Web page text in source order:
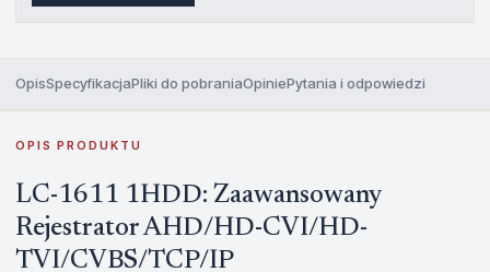
OpisSpecyfikacjaPliki do pobraniaOpiniePytania i odpowiedzi
OPIS PRODUKTU
LC-1611 1HDD: Zaawansowany
Rejestrator AHD/HD-CVI/HD-
TVI/CVBS/TCP/IP